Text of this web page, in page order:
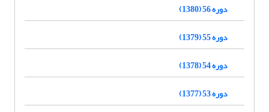
دوره 56 (1380)
دوره 55 (1379)
دوره 54 (1378)
دوره 53 (1377)